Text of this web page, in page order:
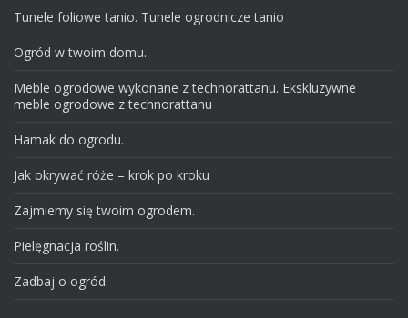
Tunele foliowe tanio. Tunele ogrodnicze tanio
Ogród w twoim domu.
Meble ogrodowe wykonane z technorattanu. Ekskluzywne
meble ogrodowe z technorattanu
Hamak do ogrodu.
Jak okrywać róże – krok po kroku
Zajmiemy się twoim ogrodem.
Pielęgnacja roślin.
Zadbaj o ogród.